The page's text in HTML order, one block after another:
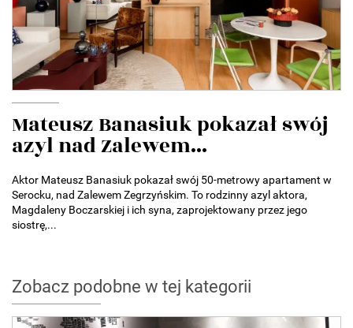
Mateusz Banasiuk pokazał swój
azyl nad Zalewem...
Aktor Mateusz Banasiuk pokazał swój 50-metrowy apartament w
Serocku, nad Zalewem Zegrzyńskim. To rodzinny azyl aktora,
Magdaleny Boczarskiej i ich syna, zaprojektowany przez jego
siostrę,...
Zobacz podobne w tej kategorii